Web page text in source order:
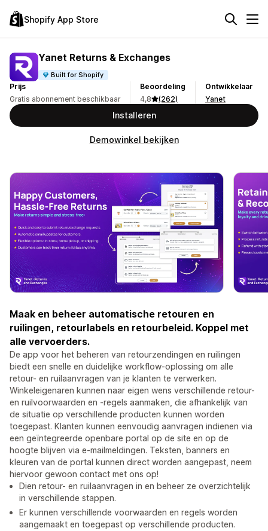
Shopify App Store
Yanet Returns & Exchanges
Built for Shopify
Prijs
Gratis abonnement beschikbaar
Beoordeling
4,8
(262)
Ontwikkelaar
Yanet
Installeren
Demowinkel bekijken
Maak en beheer automatische retouren en
ruilingen, retourlabels en retourbeleid. Koppel met
alle vervoerders.
De app voor het beheren van retourzendingen en ruilingen
biedt een snelle en duidelijke workflow-oplossing om alle
retour- en ruilaanvragen van je klanten te verwerken.
Winkeleigenaren kunnen naar eigen wens verschillende retour-
en ruilvoorwaarden en -regels aanmaken, die afhankelijk van
de situatie op verschillende producten kunnen worden
toegepast. Klanten kunnen eenvoudig aanvragen indienen via
een geïntegreerde openbare portal op de site en op de
hoogte blijven via e-mailmeldingen. Teksten, banners en
kleuren van de portal kunnen direct worden aangepast, neem
hiervoor gewoon contact met ons op!
Dien retour- en ruilaanvragen in en beheer ze overzichtelijk
in verschillende stappen.
Er kunnen verschillende voorwaarden en regels worden
aangemaakt en toegepast op verschillende producten.